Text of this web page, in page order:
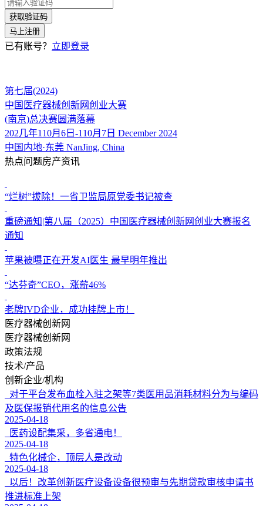
获取验证码
马上注册
已有账号？ 立即登录
第七届(2024)
中国医疗器械创新网创业大赛
(南京)总决赛圆满落幕
202几年110月6日-110月7日 December 2024
中国内地·东莞 NanJing, China
热点问题房产资讯
“烂树”拔除！一省卫监局原党委书记被查
重磅通知|第八届（2025）中国医疗器械创新网创业大赛报名
通知
苹果被曝正在开发AI医生 最早明年推出
“达芬奇”CEO，涨薪46%
老牌IVD企业，成功挂牌上市！
医疗器械创新网
医疗器械创新网
政策法规
技术/产品
创新企业/机构
对于平台发布血栓入驻之架等7类医用品消耗材料分为与编码
及医保报销代用名的信息公告
2025-04-18
医药设配集采，多省通电！
2025-04-18
特色化械企，顶层人是改动
2025-04-18
以后！改革创新医疗设备设备很预审与先期贷款审核申请书
推进标准上架